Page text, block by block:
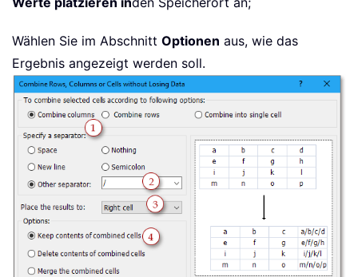
Wählen Sie im Abschnitt Optionen aus, wie das
Ergebnis angezeigt werden soll.